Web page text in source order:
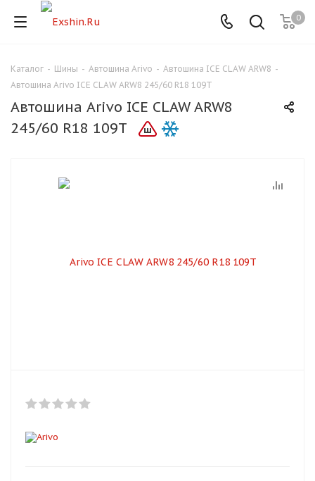
0
Каталог - Шины - Автошина Arivo - Автошина ICE CLAW ARW8 -
Автошина Arivo ICE CLAW ARW8 245/60 R18 109T
Автошина Arivo ICE CLAW ARW8
245/60 R18 109T
Для клиентов всех банков
Разбейте
оплату на части
Оплачивайте сегодня только